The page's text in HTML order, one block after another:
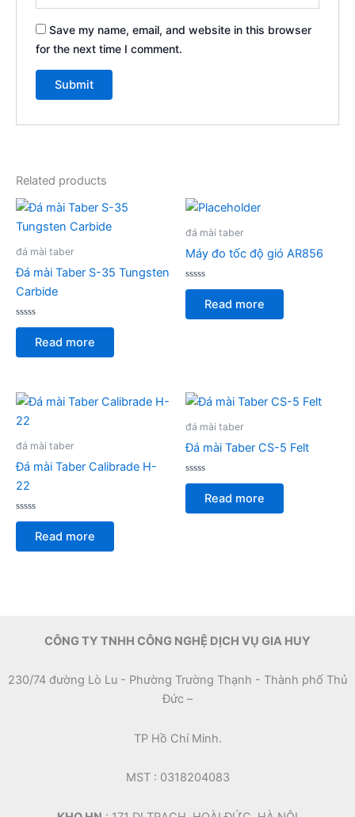
Save my name, email, and website in this browser
for the next time I comment.
Related products
đá mài taber
Đá mài Taber S-35 Tungsten
Carbide
Rated
of
Read more
đá mài taber
Máy đo tốc độ gió AR856
Rated
of
Read more
đá mài taber
Đá mài Taber Calibrade H-
22
Rated
of
Read more
đá mài taber
Đá mài Taber CS-5 Felt
Rated
of
Read more
CÔNG TY TNHH CÔNG NGHỆ DỊCH VỤ GIA HUY
230/74 đường Lò Lu - Phường Trường Thạnh - Thành phố Thủ
Đức –
TP Hồ Chí Minh.
MST : 0318204083